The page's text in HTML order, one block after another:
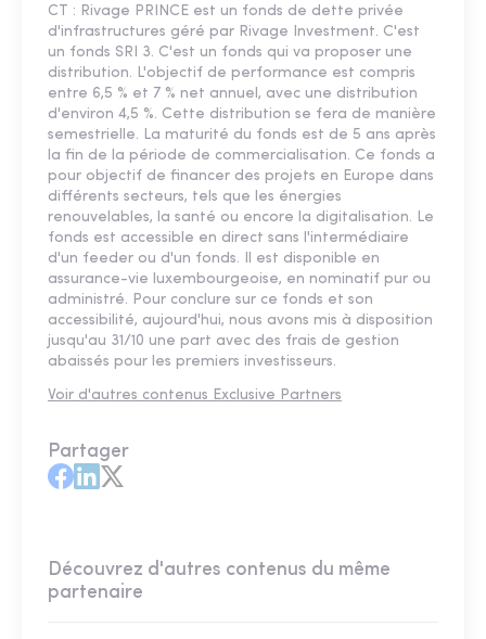
CT : Rivage PRINCE est un fonds de dette privée
d'infrastructures géré par Rivage Investment. C'est
un fonds SRI 3. C'est un fonds qui va proposer une
distribution. L'objectif de performance est compris
entre 6,5 % et 7 % net annuel, avec une distribution
d'environ 4,5 %. Cette distribution se fera de manière
semestrielle. La maturité du fonds est de 5 ans après
la fin de la période de commercialisation. Ce fonds a
pour objectif de financer des projets en Europe dans
différents secteurs, tels que les énergies
renouvelables, la santé ou encore la digitalisation. Le
fonds est accessible en direct sans l'intermédiaire
d'un feeder ou d'un fonds. Il est disponible en
assurance-vie luxembourgeoise, en nominatif pur ou
administré. Pour conclure sur ce fonds et son
accessibilité, aujourd'hui, nous avons mis à disposition
jusqu'au 31/10 une part avec des frais de gestion
abaissés pour les premiers investisseurs.
Voir d'autres contenus Exclusive Partners
Partager
Découvrez d'autres contenus du même
partenaire